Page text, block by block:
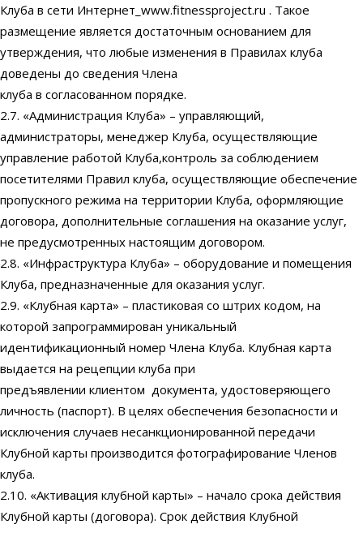
Клуба в сети Интернет_www.fitnessproject.ru . Такое
размещение является достаточным основанием для
утверждения, что любые изменения в Правилах клуба
доведены до сведения Члена
клуба в согласованном порядке.
2.7. «Администрация Клуба» – управляющий,
администраторы, менеджер Клуба, осуществляющие
управление работой Клуба,контроль за соблюдением
посетителями Правил клуба, осуществляющие обеспечение
пропускного режима на территории Клуба, оформляющие
договора, дополнительные соглашения на оказание услуг,
не предусмотренных настоящим договором.
2.8. «Инфраструктура Клуба» – оборудование и помещения
Клуба, предназначенные для оказания услуг.
2.9. «Клубная карта» – пластиковая со штрих кодом, на
которой запрограммирован уникальный
идентификационный номер Члена Клуба. Клубная карта
выдается на рецепции клуба при
предъявлении клиентом документа, удостоверяющего
личность (паспорт). В целях обеспечения безопасности и
исключения случаев несанкционированной передачи
Клубной карты производится фотографирование Членов
клуба.
2.10. «Активация клубной карты» – начало срока действия
Клубной карты (договора). Срок действия Клубной